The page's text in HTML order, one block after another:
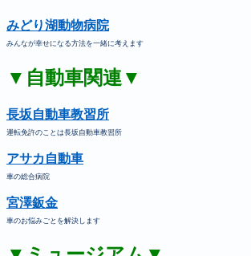
みどり湖動物病院
みんなが幸せになる方法を一緒に考えます
▼自動車関連▼
長坂自動車教習所
運転免許のことは長坂自動車教習所
アサカ自動車
車の総合病院
宮澤鈑金
車のお悩みごとを解決します